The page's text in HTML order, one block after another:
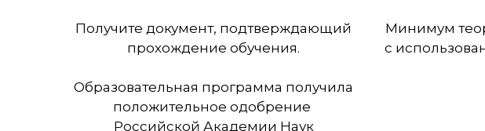
Получите документ, подтверждающий
прохождение обучения.
Образовательная программа получила
положительное одобрение
Российской Академии Наук
Минимум
с